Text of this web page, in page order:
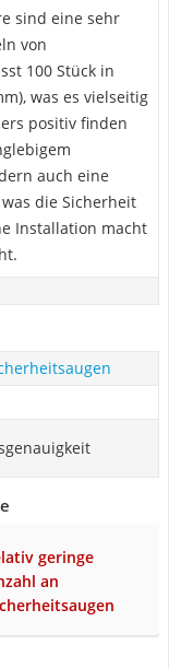
sind eine sehr
von
100 Stück in
was es vielseitig
positiv finden
auch eine
die Sicherheit
Installation macht
geringe
an